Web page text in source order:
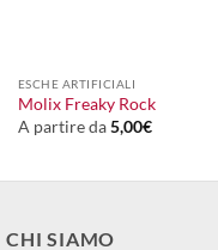
ESCHE ARTIFICIALI
Molix Freaky Rock
A partire da5,00€
CHI SIAMO